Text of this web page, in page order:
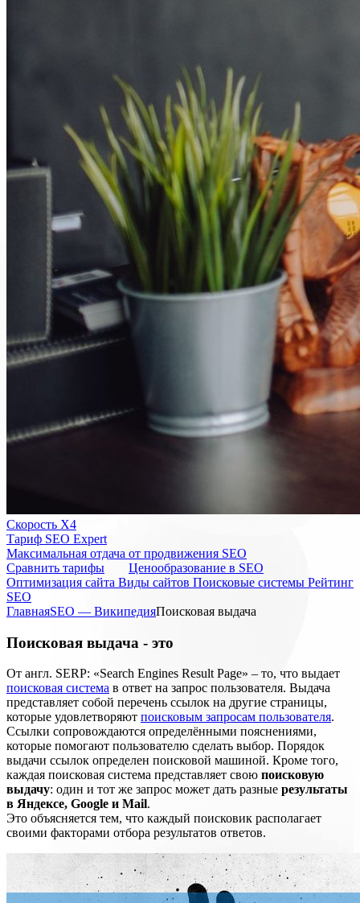
Скорость Х4
Тариф SEO Expert
Максимальная отдача от продвижения SEO
Cравнить тарифы
Ценообразование в SEO
Оптимизация сайта Виды сайтов Поисковые системы Рейтинг
SEO
ГлавнаяSEO — ВикипедияПоисковая выдача
Поисковая выдача - это
От англ. SERP: «Search Engines Result Page» – то, что выдает
поисковая система в ответ на запрос пользователя. Выдача
представляет собой перечень ссылок на другие страницы,
которые удовлетворяют поисковым запросам пользователя.
Ссылки сопровождаются определёнными пояснениями,
которые помогают пользователю сделать выбор. Порядок
выдачи ссылок определен поисковой машиной. Кроме того,
каждая поисковая система представляет свою поисковую
выдачу: один и тот же запрос может дать разные результаты
в Яндексе, Google и Mail.
Это объясняется тем, что каждый поисковик располагает
своими факторами отбора результатов ответов.